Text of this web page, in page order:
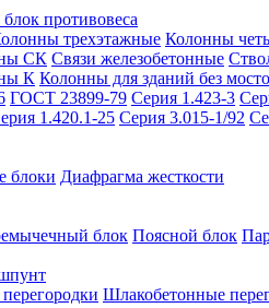
противовеса
трехэтажные Колонны
СК Связи железобетонные
К Колонны для зданий без
ГОСТ 23899-79 Серия 1.423-3
1.420.1-25 Серия 3.015-1/92
блоки Диафрагма жесткости
блок Поясной блок
Шлакобетонные